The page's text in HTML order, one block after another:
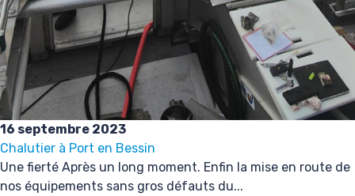
16 septembre 2023
Chalutier à Port en Bessin
Une fierté Après un long moment. Enfin la mise en route de
nos équipements sans gros défauts du...